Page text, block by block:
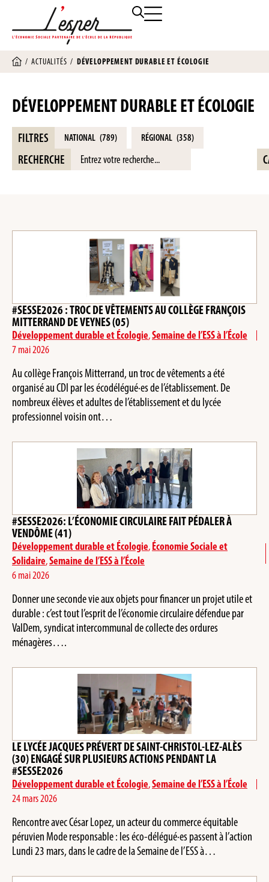
/ACTUALITÉS / DÉVELOPPEMENT DURABLE ET ÉCOLOGIE
DÉVELOPPEMENT DURABLE ET ÉCOLOGIE
FILTRES NATIONAL (789) RÉGIONAL (358)
RECHERCHE
#SESSE2026 : TROC DE VÊTEMENTS AU COLLÈGE FRANÇOIS
MITTERRAND DE VEYNES (05)
Développement durable et Écologie,Semaine de l’ESS à l’École
7 mai 2026
Au collège François Mitterrand, un troc de vêtements a été
organisé au CDI par les écodélégué·es de l’établissement. De
nombreux élèves et adultes de l’établissement et du lycée
professionnel voisin ont…
#SESSE2026: L’ÉCONOMIE CIRCULAIRE FAIT PÉDALER À
VENDÔME (41)
Développement durable et Écologie,Économie Sociale et
Solidaire,Semaine de l’ESS à l’École
6 mai 2026
Donner une seconde vie aux objets pour financer un projet utile et
durable : c’est tout l’esprit de l’économie circulaire défendue par
ValDem, syndicat intercommunal de collecte des ordures
ménagères….
LE LYCÉE JACQUES PRÉVERT DE SAINT-CHRISTOL-LEZ-ALÈS
(30) ENGAGÉ SUR PLUSIEURS ACTIONS PENDANT LA
#SESSE2026
Développement durable et Écologie,Semaine de l’ESS à l’École
24 mars 2026
Rencontre avec César Lopez, un acteur du commerce équitable
péruvien Mode responsable : les éco-délégué·es passent à l’action
Lundi 23 mars, dans le cadre de la Semaine de l’ESS à…